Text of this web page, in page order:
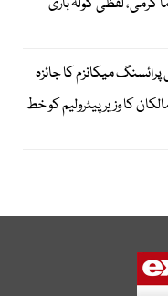
لفظی گولہ باری
میکانزم کا جائزہ
کا وزیرپیٹرولیم کو خط